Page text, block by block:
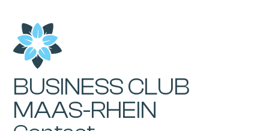
BUSINESS CLUB
MAAS-RHEIN